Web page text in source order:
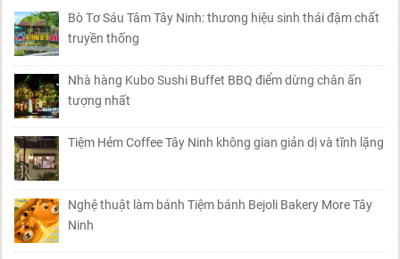
Bò Tơ Sáu Tâm Tây Ninh: thương hiệu sinh thái đậm chất
truyền thống
Nhà hàng Kubo Sushi Buffet BBQ điểm dừng chân ấn
tượng nhất
Tiệm Hẻm Coffee Tây Ninh không gian giản dị và tĩnh lặng
Nghệ thuật làm bánh Tiệm bánh Bejoli Bakery More Tây
Ninh